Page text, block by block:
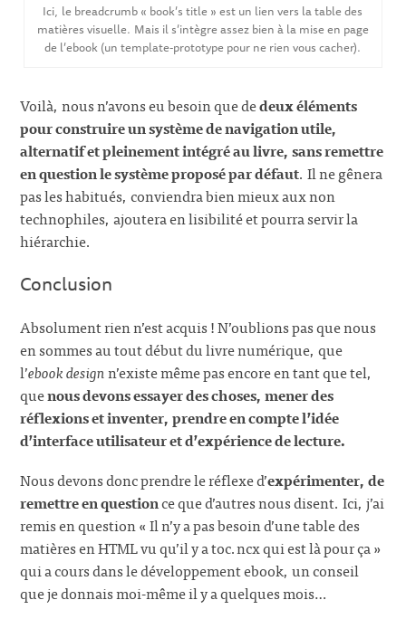
Ici, le breadcrumb « book’s title » est un lien vers la table des
matières visuelle. Mais il s’intègre assez bien à la mise en page
de l’ebook (un template-prototype pour ne rien vous cacher).
Voilà, nous n’avons eu besoin que dedeux éléments
pour construire un système de navigation utile,
alternatif et pleinement intégré au livre, sans remettre
en question le système proposé par défaut. Il ne gênera
pas les habitués, conviendra bien mieux aux non
technophiles, ajoutera en lisibilité et pourra servir la
hiérarchie.
Conclusion
Absolument rien n’est acquis ! N’oublions pas que nous
en sommes au tout début du livre numérique, que
l’ebook designn’existe même pas encore en tant que tel,
quenous devons essayer des choses, mener des
réflexions et inventer, prendre en compte l’idée
d’interface utilisateur et d’expérience de lecture.
Nous devons donc prendre le réflexe d’expérimenter, de
remettre en questionce que d’autres nous disent. Ici, j’ai
remis en question « Il n’y a pas besoin d’une table des
matières en HTML vu qu’il y a toc.ncx qui est là pour ça »
qui a cours dans le développement ebook, un conseil
que je donnais moi-même il y a quelques mois…